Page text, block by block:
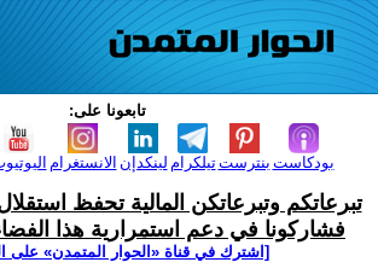
تابعونا على:
الانستغرام لينكدإن تيلكرامبنترست بودكاست
تبرعاتكم وتبرعاتكن المالية تحفظ
فشاركونا في دعم استمرارية هذا
[اشترك في قناة ‫«الحوار المتمدن» على